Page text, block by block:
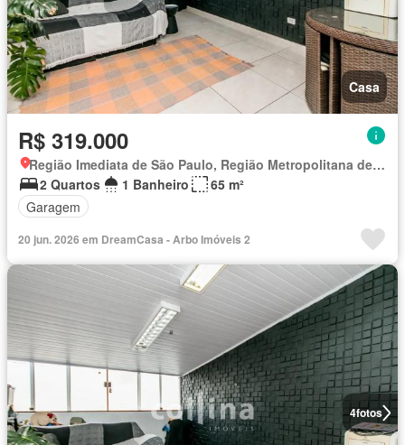
Casa
R$ 319.000
Região Imediata de São Paulo, Região Metropolitana de São Paulo
2 Quartos
1 Banheiro
65 m²
Garagem
20 jun. 2026 em DreamCasa - Arbo Imóveis 2
4fotos